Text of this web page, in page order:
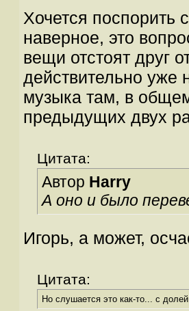
Хочется поспорить
наверное, это
вещи отстоят друг
действительно уже
музыка там, в
предыдущих двух
Цитата:
Автор Harry
А оно и было
Игорь, а может,
Цитата:
Но слушается это как-то... с